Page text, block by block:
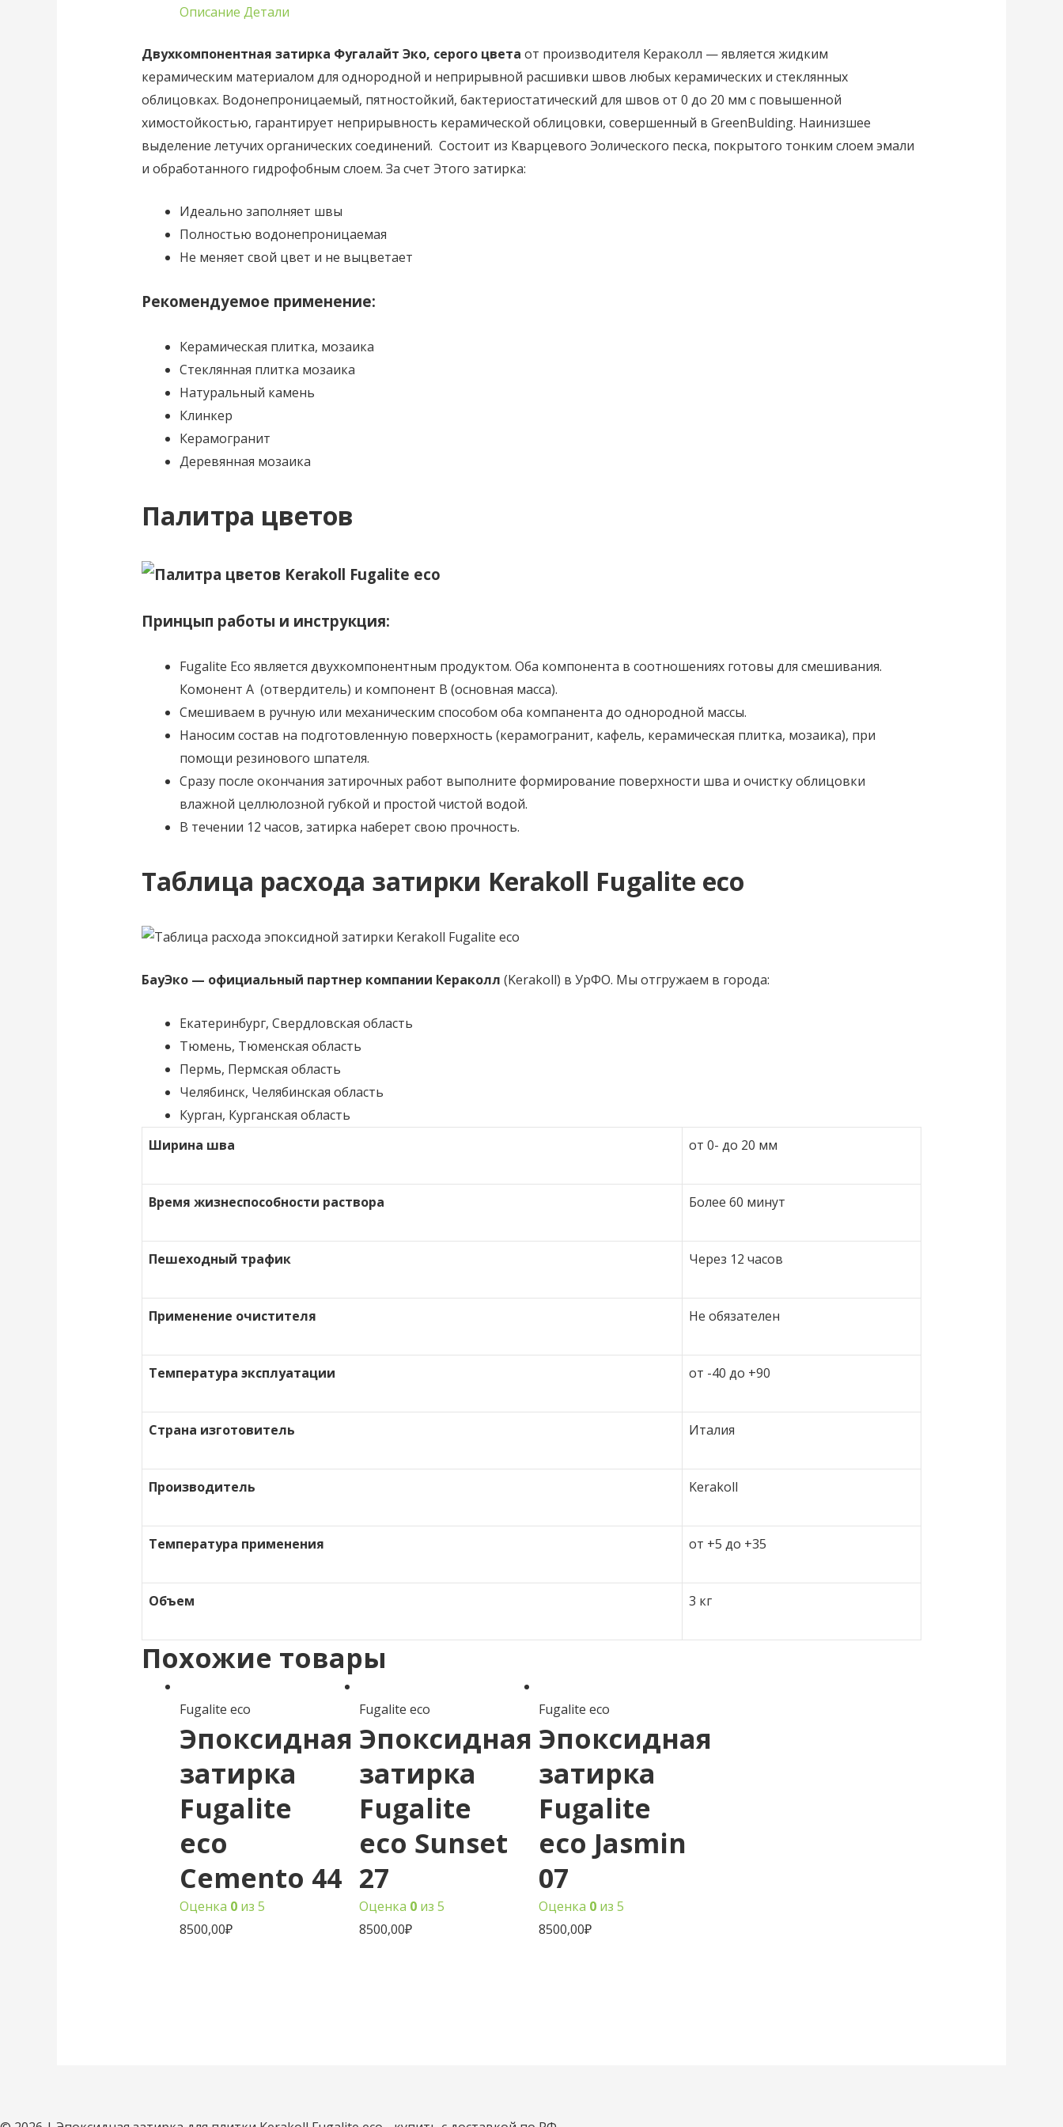
Описание Детали
Двухкомпонентная затирка Фугалайт Эко, серого цвета от производителя Кераколл — является жидким
керамическим материалом для однородной и неприрывной расшивки швов любых керамических и стеклянных
облицовках. Водонепроницаемый, пятностойкий, бактериостатический для швов от 0 до 20 мм с повышенной
химостойкостью, гарантирует неприрывность керамической облицовки, совершенный в GreenBulding. Наинизшее
выделение летучих органических соединений. Состоит из Кварцевого Эолического песка, покрытого тонким слоем эмали
и обработанного гидрофобным слоем. За счет Этого затирка:
Идеально заполняет швы
Полностью водонепроницаемая
Не меняет свой цвет и не выцветает
Рекомендуемое применение:
Керамическая плитка, мозаика
Стеклянная плитка мозаика
Натуральный камень
Клинкер
Керамогранит
Деревянная мозаика
Палитра цветов
Принцып работы и инструкция:
Fugalite Eco является двухкомпонентным продуктом. Оба компонента в соотношениях готовы для смешивания.
Комонент A (отвердитель) и компонент В (основная масса).
Смешиваем в ручную или механическим способом оба компанента до однородной массы.
Наносим состав на подготовленную поверхность (керамогранит, кафель, керамическая плитка, мозаика), при
помощи резинового шпателя.
Сразу после окончания затирочных работ выполните формирование поверхности шва и очистку облицовки
влажной целлюлозной губкой и простой чистой водой.
В течении 12 часов, затирка наберет свою прочность.
Таблица расхода затирки Kerakoll Fugalite eco
БауЭко — официальный партнер компании Кераколл (Kerakoll) в УрФО. Мы отгружаем в города:
Екатеринбург, Свердловская область
Тюмень, Тюменская область
Пермь, Пермская область
Челябинск, Челябинская область
Курган, Курганская область
Ширина шва
от 0- до 20 мм
Время жизнеспособности раствора Более 60 минут
Пешеходный трафик Через 12 часов
Применение очистителя Не обязателен
Температура эксплуатации от -40 до +90
Страна изготовитель Италия
Производитель Kerakoll
Температура применения от +5 до +35
Объем 3 кг
Похожие товары
Fugalite eco
Эпоксидная
затирка
Fugalite
eco
Cemento 44
Оценка 0из 5
8500,00₽
Fugalite eco
Эпоксидная
затирка
Fugalite
eco Sunset
27
Оценка 0из 5
8500,00₽
Fugalite eco
Эпоксидная
затирка
Fugalite
eco Jasmin
07
Оценка 0из 5
8500,00₽